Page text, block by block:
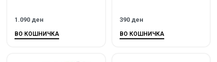
1.090 ден
ВО КОШНИЧКА
390 ден
ВО КОШНИЧКА